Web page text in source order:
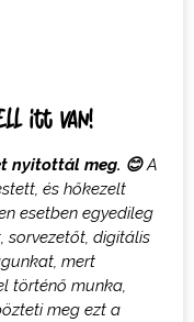
itt van!
nyitottál meg. 😊A
és hőkezelt
esetben egyedileg
sorvezetőt, digitális
mert
történő munka,
meg ezt a